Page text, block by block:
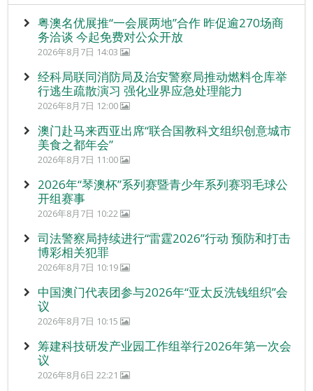
粤澳名优展推“一会展两地”合作 昨促逾270场商
务洽谈 今起免费对公众开放
2026年8月7日 14:03
经科局联同消防局及治安警察局推动燃料仓库举
行逃生疏散演习 强化业界应急处理能力
2026年8月7日 12:00
澳门赴马来西亚出席“联合国教科文组织创意城市
美食之都年会”
2026年8月7日 11:00
2026年“琴澳杯”系列赛暨青少年系列赛羽毛球公
开组赛事
2026年8月7日 10:22
司法警察局持续进行“雷霆2026”行动 预防和打击
博彩相关犯罪
2026年8月7日 10:19
中国澳门代表团参与2026年“亚太反洗钱组织”会
议
2026年8月7日 10:15
筹建科技研发产业园工作组举行2026年第一次会
议
2026年8月6日 22:21